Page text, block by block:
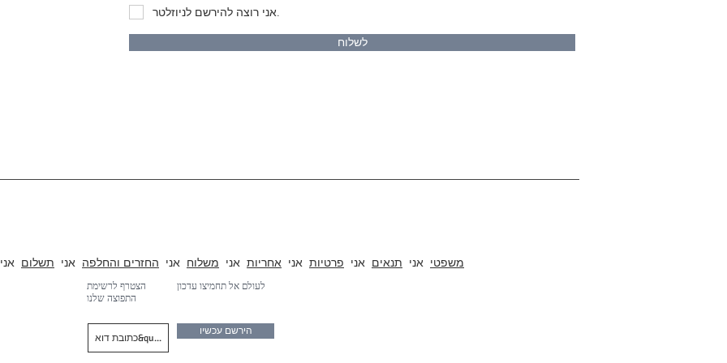
אני רוצה להירשם לניוזלטר.
לשלוח
משפטי אני תנאים אני פרטיות אני אחריות אני משלוח אני החזרים והחלפה אני תשלום אני
הצטרף לרשימת
התפוצה שלנו
לעולם אל תחמיצו עדכון
הירשם עכשיו